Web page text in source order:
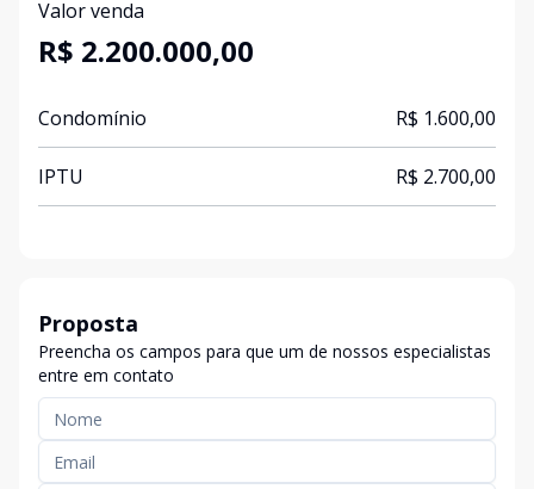
Valor venda
R$ 2.200.000,00
Condomínio R$ 1.600,00
IPTU R$ 2.700,00
Proposta
Preencha os campos para que um de nossos especialistas
entre em contato